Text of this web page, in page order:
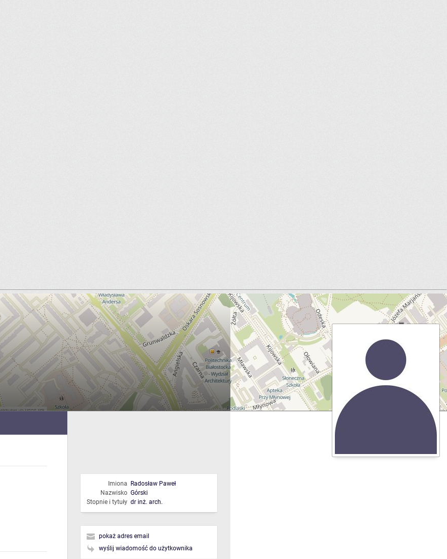
Imiona Radosław Paweł
Nazwisko Górski
Stopnie i tytuły dr inż. arch.
pokaż adres email
wyślij wiadomość do użytkownika